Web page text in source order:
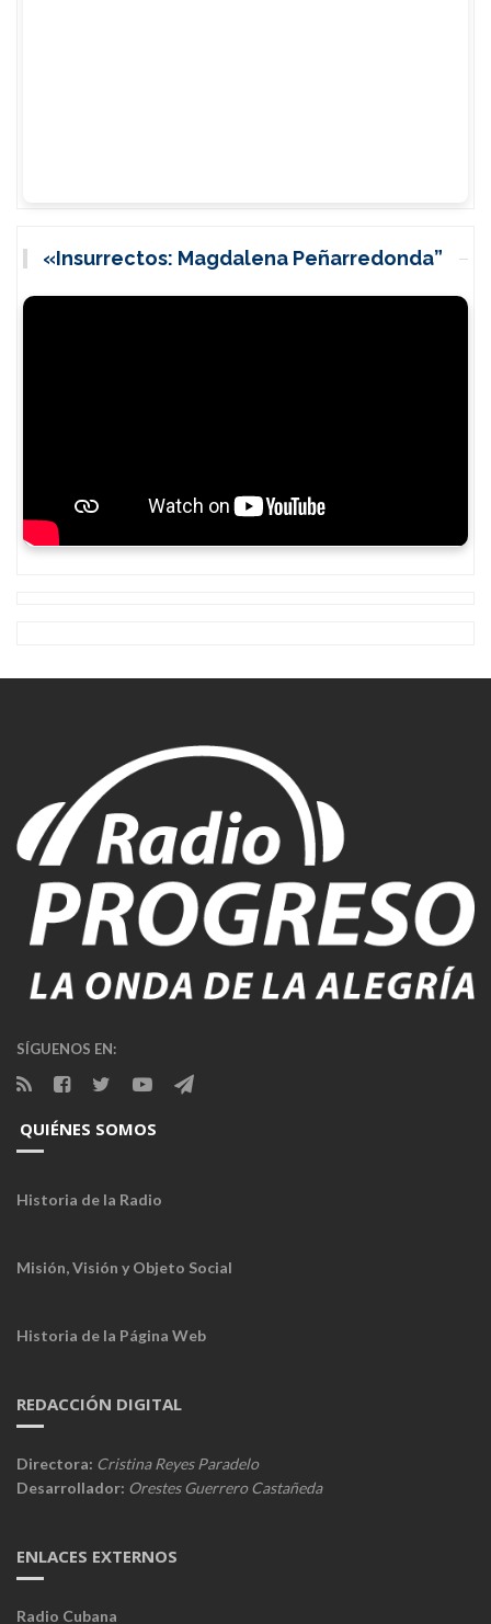
«Insurrectos: Magdalena Peñarredonda”
SÍGUENOS EN:
QUIÉNES SOMOS
Historia de la Radio
Misión, Visión y Objeto Social
Historia de la Página Web
REDACCIÓN DIGITAL
Directora: Cristina Reyes Paradelo
Desarrollador: Orestes Guerrero Castañeda
ENLACES EXTERNOS
Radio Cubana